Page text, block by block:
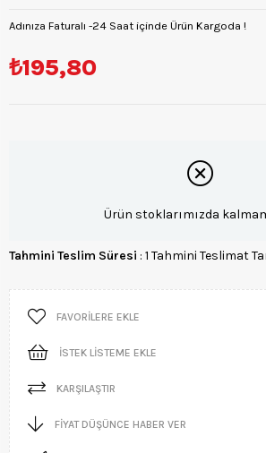
Adınıza Faturalı -24 Saat içinde Ürün Kargoda !
₺195,80
Ürün stoklarımızda
Tahmini Teslim Süresi : 1 Tahmini Teslimat
FAVORILERE EKLE
İSTEK LISTEME EKLE
KARŞILAŞTIR
FIYAT DÜŞÜNCE HABER VER